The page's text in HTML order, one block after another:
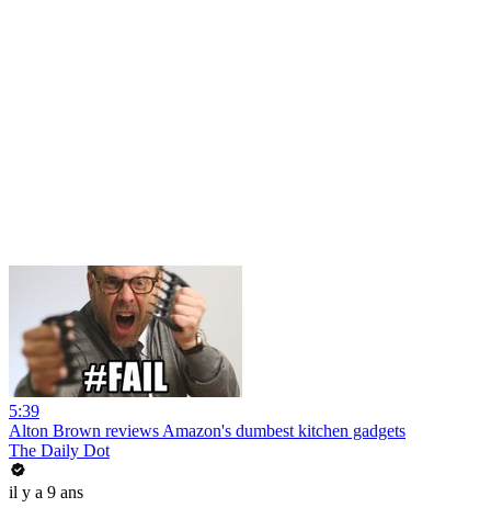
5:39
Alton Brown reviews Amazon's dumbest kitchen gadgets
The Daily Dot
il y a 9 ans